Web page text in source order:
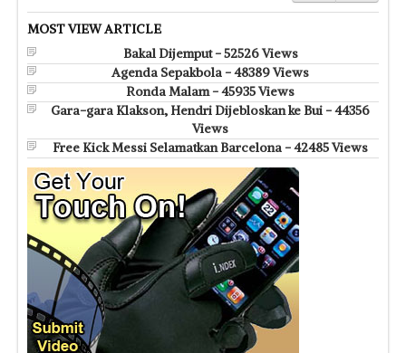
MOST VIEW ARTICLE
Bakal Dijemput - 52526 Views
Agenda Sepakbola - 48389 Views
Ronda Malam - 45935 Views
Gara-gara Klakson, Hendri Dijebloskan ke Bui - 44356
Views
Free Kick Messi Selamatkan Barcelona - 42485 Views